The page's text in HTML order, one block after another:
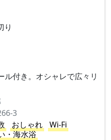
り
付き。オシャレで広々リ
3
おしゃれ
Wi-Fi
・海水浴